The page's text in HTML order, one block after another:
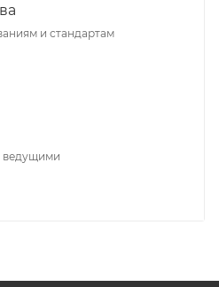
и стандартам
ведущими